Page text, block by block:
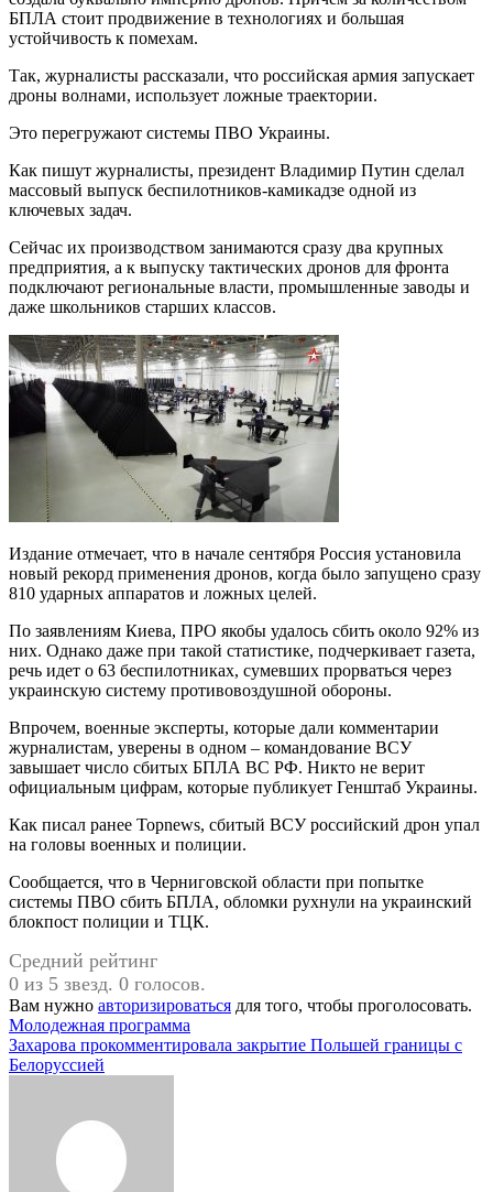
БПЛА стоит продвижение в технологиях и большая
устойчивость к помехам.
Так, журналисты рассказали, что российская армия запускает
дроны волнами, использует ложные траектории.
Это перегружают системы ПВО Украины.
Как пишут журналисты, президент Владимир Путин сделал
массовый выпуск беспилотников-камикадзе одной из
ключевых задач.
Сейчас их производством занимаются сразу два крупных
предприятия, а к выпуску тактических дронов для фронта
подключают региональные власти, промышленные заводы и
даже школьников старших классов.
Издание отмечает, что в начале сентября Россия установила
новый рекорд применения дронов, когда было запущено сразу
810 ударных аппаратов и ложных целей.
По заявлениям Киева, ПРО якобы удалось сбить около 92% из
них. Однако даже при такой статистике, подчеркивает газета,
речь идет о 63 беспилотниках, сумевших прорваться через
украинскую систему противовоздушной обороны.
Впрочем, военные эксперты, которые дали комментарии
журналистам, уверены в одном – командование ВСУ
завышает число сбитых БПЛА ВС РФ. Никто не верит
официальным цифрам, которые публикует Генштаб Украины.
Как писал ранее Topnews, сбитый ВСУ российский дрон упал
на головы военных и полиции.
Сообщается, что в Черниговской области при попытке
системы ПВО сбить БПЛА, обломки рухнули на украинский
блокпост полиции и ТЦК.
Средний рейтинг
0 из 5 звезд. 0 голосов.
Вам нужно авторизироваться для того, чтобы проголосовать.
Навигация
по
Молодежная программа
Захарова прокомментировала закрытие Польшей границы с
Белоруссией